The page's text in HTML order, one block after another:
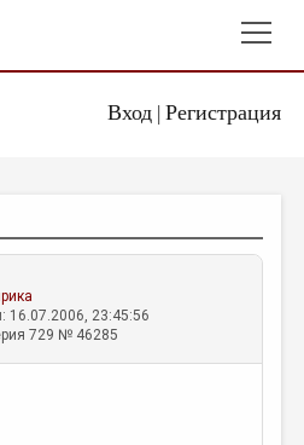
Вход| Регистрация
16.07.2006, 23:45:56
729 № 46285